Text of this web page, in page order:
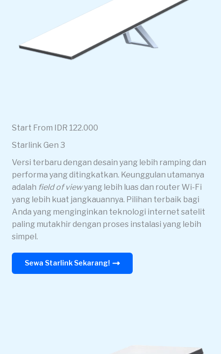
Start From IDR 122.000
Starlink Gen 3
Versi terbaru dengan desain yang lebih ramping dan
performa yang ditingkatkan. Keunggulan utamanya
adalah field of viewyang lebih luas dan router Wi-Fi
yang lebih kuat jangkauannya. Pilihan terbaik bagi
Anda yang menginginkan teknologi internet satelit
paling mutakhir dengan proses instalasi yang lebih
simpel.
Sewa Starlink Sekarang!